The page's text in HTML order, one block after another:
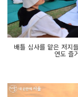
배틀 심사를 맡은 저지
연도 즐